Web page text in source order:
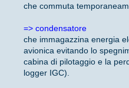
che commuta
=> condensatore
che immagazzina energia
avionica evitando lo
cabina di pilotaggio e la
logger IGC).